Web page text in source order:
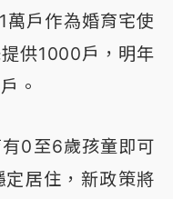
萬戶作為婚育宅使
供1000戶，明年
。
0至6歲孩童即可
居住，新政策將